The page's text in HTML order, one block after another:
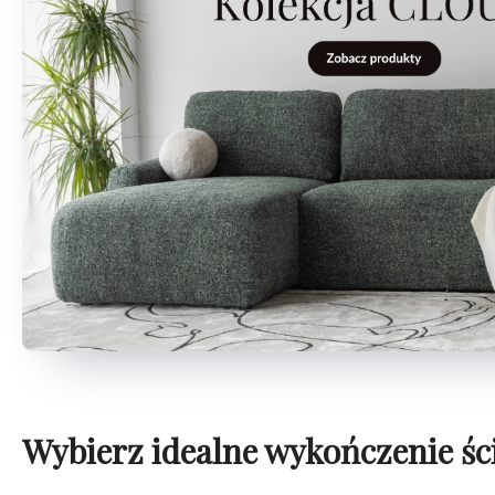
Wybierz idealne wykończenie